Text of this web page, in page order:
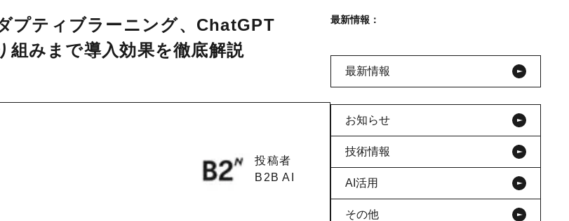
プティブラーニング、ChatGPT
みまで導入効果を徹底解説
投稿者
B2B AI
最新情報：
最新情報
お知らせ
技術情報
AI活用
その他